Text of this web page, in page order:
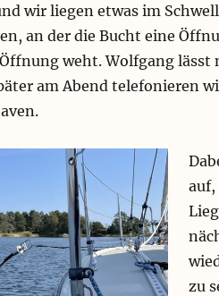
wir liegen etwas im
an der die Bucht eine
weht. Wolfgang lässt
am Abend telefonieren
auf,
zu